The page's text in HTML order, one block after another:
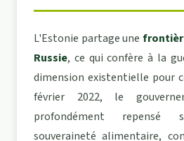
L'Estonie partage une
Russie, ce qui confère à la
dimension existentielle pour
février 2022, le
profondément
souveraineté alimentaire,